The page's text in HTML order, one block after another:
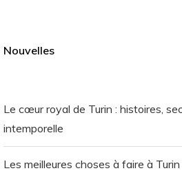
Nouvelles
Le cœur royal de Turin : histoires,
intemporelle
Les meilleures choses à faire à